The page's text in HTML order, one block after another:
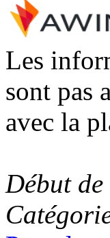
Les
sont pas
avec la
Début